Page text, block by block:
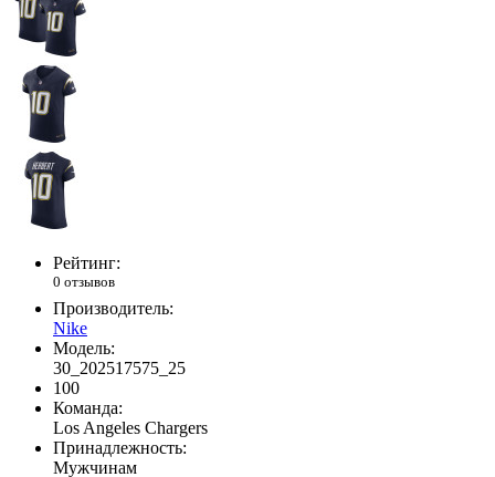
Рейтинг:
0 отзывов
Производитель:
Nike
Модель:
30_202517575_25
100
Команда:
Los Angeles Chargers
Принадлежность:
Мужчинам